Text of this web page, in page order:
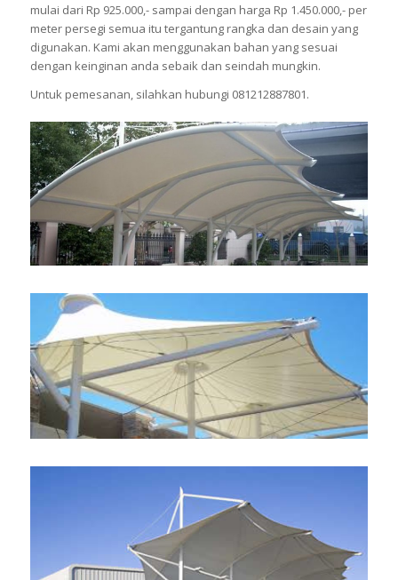
mulai dari Rp 925.000,- sampai dengan harga Rp 1.450.000,- per
meter persegi semua itu tergantung rangka dan desain yang
digunakan. Kami akan menggunakan bahan yang sesuai
dengan keinginan anda sebaik dan seindah mungkin.
Untuk pemesanan, silahkan hubungi 081212887801.